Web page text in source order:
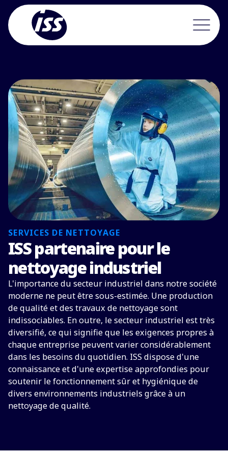
SERVICES DE NETTOYAGE
ISS partenaire pour le
nettoyage industriel
L'importance du secteur industriel dans notre société
moderne ne peut être sous-estimée. Une production
de qualité et des travaux de nettoyage sont
indissociables. En outre, le secteur industriel est très
diversifié, ce qui signifie que les exigences propres à
chaque entreprise peuvent varier considérablement
dans les besoins du quotidien. ISS dispose d'une
connaissance et d'une expertise approfondies pour
soutenir le fonctionnement sûr et hygiénique de
divers environnements industriels grâce à un
nettoyage de qualité.